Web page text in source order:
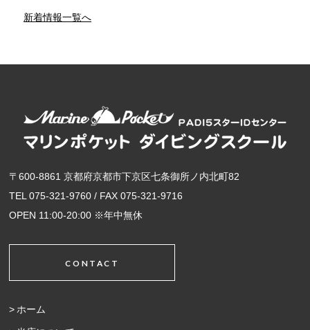
新着情報一覧へ
〒600-8861 京都府京都市下京区七条御所ノ内北町82
TEL 075-321-9760 / FAX 075-321-9716
OPEN 11:00-20:00 ※年中無休
CONTACT
ホーム